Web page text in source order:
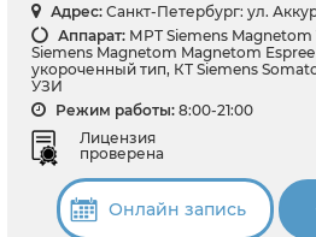
Адрес: Санкт-Петербург: ул.
Аппарат: МРТ Siemens
Siemens Magnetom Magnetom
укороченный тип, КТ Siemens
УЗИ
Режим работы: 8:00-21:00
Лицензия
проверена
Онлайн запись